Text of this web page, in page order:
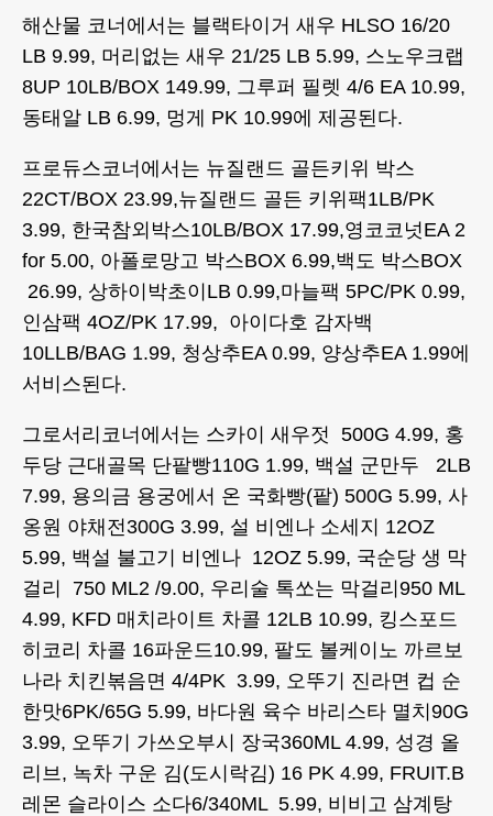
해산물 코너에서는 블랙타이거 새우 HLSO 16/20
LB 9.99, 머리없는 새우 21/25 LB 5.99, 스노우크랩
8UP 10LB/BOX 149.99, 그루퍼 필렛 4/6 EA 10.99,
동태알 LB 6.99, 멍게 PK 10.99에 제공된다.
프로듀스코너에서는 뉴질랜드 골든키위 박스
22CT/BOX 23.99,뉴질랜드 골든 키위팩1LB/PK
3.99, 한국참외박스10LB/BOX 17.99,영코코넛EA 2
for 5.00, 아폴로망고 박스BOX 6.99,백도 박스BOX
26.99, 상하이박초이LB 0.99,마늘팩 5PC/PK 0.99,
인삼팩 4OZ/PK 17.99, 아이다호 감자백
10LLB/BAG 1.99, 청상추EA 0.99, 양상추EA 1.99에
서비스된다.
그로서리코너에서는 스카이 새우젓 500G 4.99, 홍
두당 근대골목 단팥빵110G 1.99, 백설 군만두 2LB
7.99, 용의금 용궁에서 온 국화빵(팥) 500G 5.99, 사
옹원 야채전300G 3.99, 설 비엔나 소세지 12OZ
5.99, 백설 불고기 비엔나 12OZ 5.99, 국순당 생 막
걸리 750 ML2 /9.00, 우리술 톡쏘는 막걸리950 ML
4.99, KFD 매치라이트 차콜 12LB 10.99, 킹스포드
히코리 차콜 16파운드10.99, 팔도 볼케이노 까르보
나라 치킨볶음면 4/4PK 3.99, 오뚜기 진라면 컵 순
한맛6PK/65G 5.99, 바다원 육수 바리스타 멸치90G
3.99, 오뚜기 가쓰오부시 장국360ML 4.99, 성경 올
리브, 녹차 구운 김(도시락김) 16 PK 4.99, FRUIT.B
레몬 슬라이스 소다6/340ML 5.99, 비비고 삼계탕